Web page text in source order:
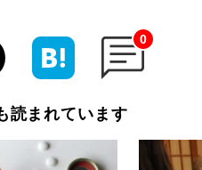
0
読まれています